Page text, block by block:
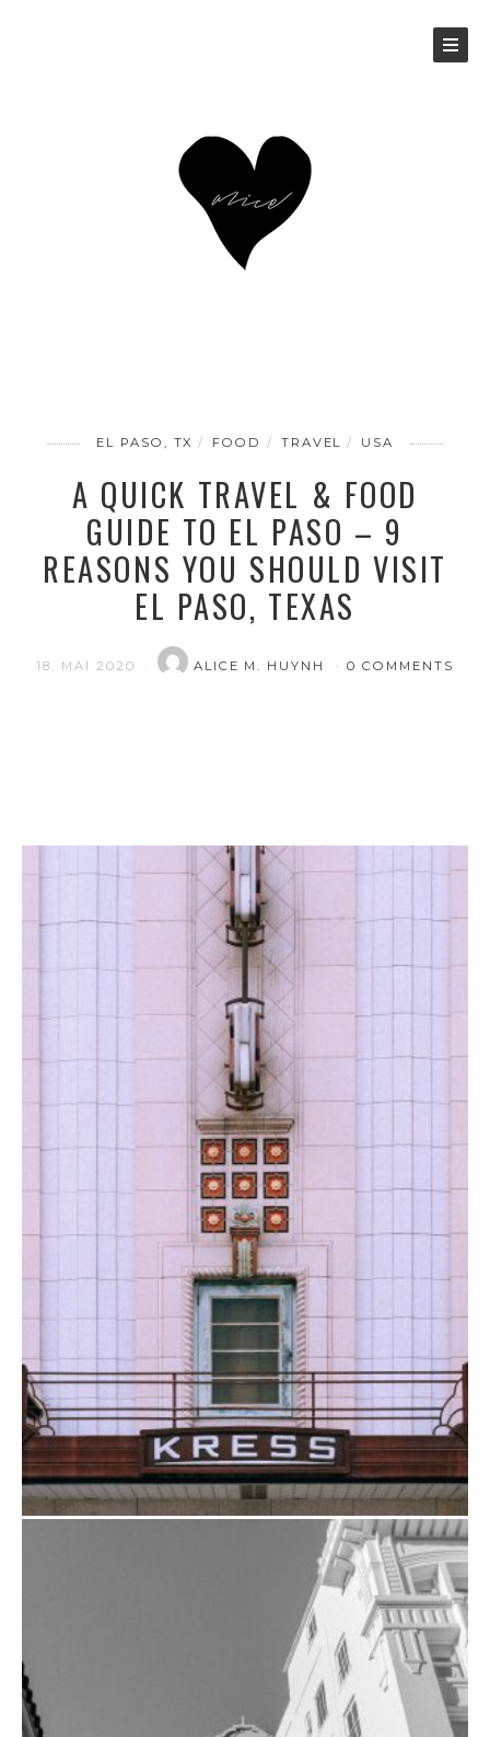
EL PASO, TX FOOD TRAVEL USA
A QUICK TRAVEL & FOOD
GUIDE TO EL PASO – 9
REASONS YOU SHOULD VISIT
EL PASO, TEXAS
18. MAI 2020 ALICE M. HUYNH 0 COMMENTS